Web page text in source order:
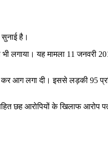
है।
लगाया। यह मामला 11 जनवरी
कर आग लगा दी। इससे लड़की 95
छह आरोपियों के खिलाफ आरोप